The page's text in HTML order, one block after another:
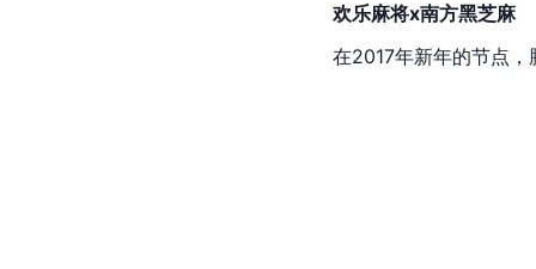
欢乐麻将x南方黑芝麻
在2017年新年的节点